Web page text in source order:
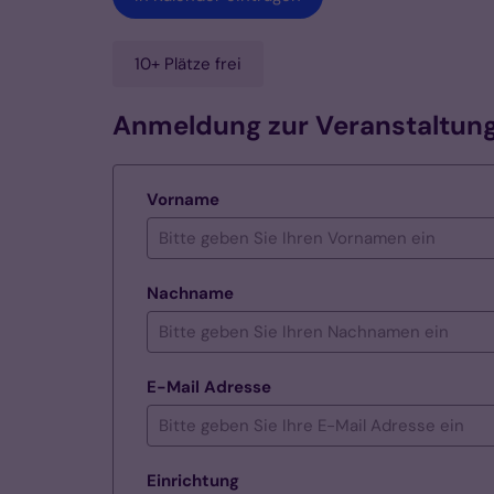
10+ Plätze frei
Anmeldung zur
Vorname
Nachname
E-Mail Adresse
Einrichtung